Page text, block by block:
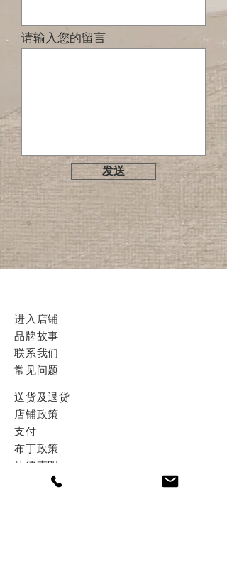
请输入您的留言
发送
进入店铺
品牌故事
联系我们
​常见问题
​送货及退货
店铺政策
支付
布丁政策
​法律声明